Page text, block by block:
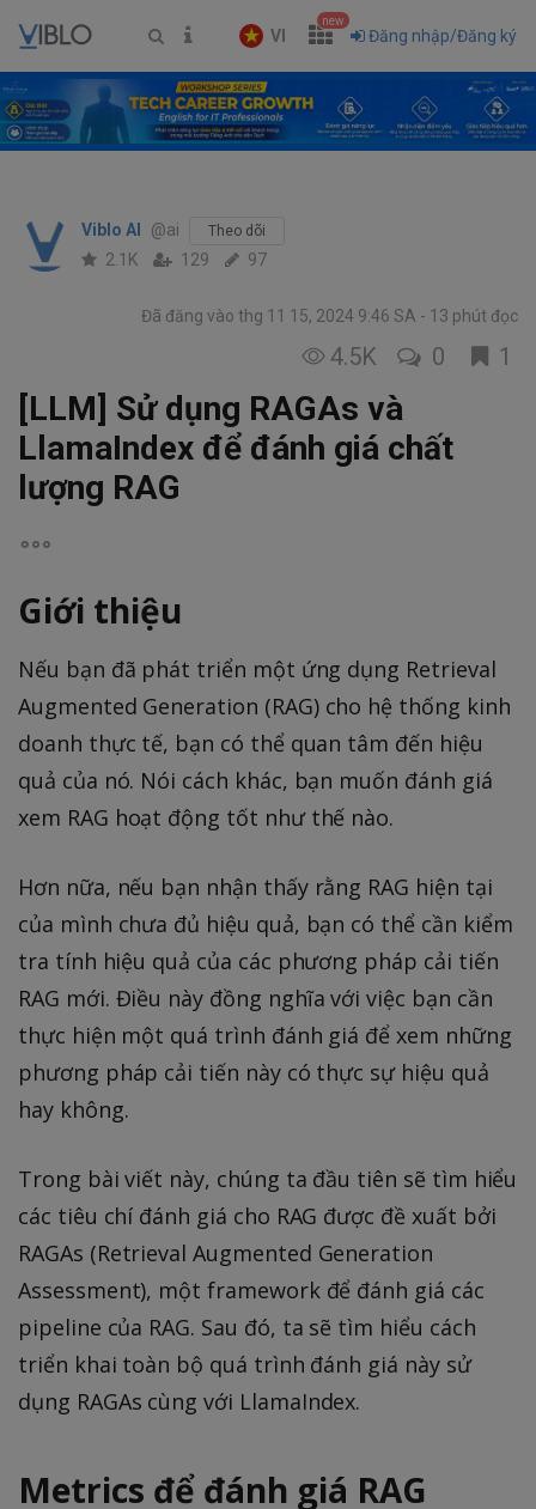
VI
new
Đăng nhập/Đăng ký
Viblo AI @ai Theo dõi
2.1K 129 97
Đã đăng vào thg 11 15, 2024 9:46 SA 13 phút đọc
4.5K 0 1
[LLM] Sử dụng RAGAs và
LlamaIndex để đánh giá chất
lượng RAG
Giới thiệu
Nếu bạn đã phát triển một ứng dụng Retrieval
Augmented Generation (RAG) cho hệ thống kinh
doanh thực tế, bạn có thể quan tâm đến hiệu
quả của nó. Nói cách khác, bạn muốn đánh giá
xem RAG hoạt động tốt như thế nào.
Hơn nữa, nếu bạn nhận thấy rằng RAG hiện tại
của mình chưa đủ hiệu quả, bạn có thể cần kiểm
tra tính hiệu quả của các phương pháp cải tiến
RAG mới. Điều này đồng nghĩa với việc bạn cần
thực hiện một quá trình đánh giá để xem những
phương pháp cải tiến này có thực sự hiệu quả
hay không.
Trong bài viết này, chúng ta đầu tiên sẽ tìm hiểu
các tiêu chí đánh giá cho RAG được đề xuất bởi
RAGAs (Retrieval Augmented Generation
Assessment), một framework để đánh giá các
pipeline của RAG. Sau đó, ta sẽ tìm hiểu cách
triển khai toàn bộ quá trình đánh giá này sử
dụng RAGAs cùng với LlamaIndex.
Metrics để đánh giá RAG